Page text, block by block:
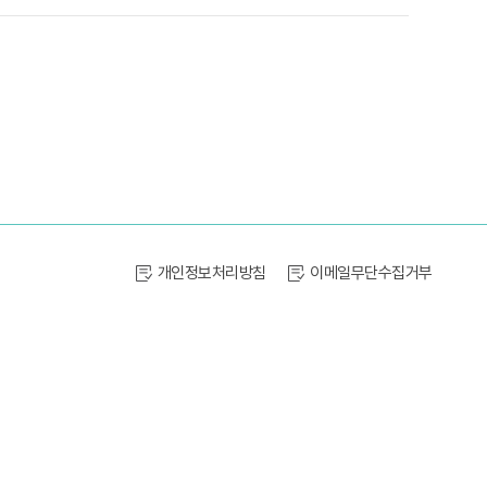
개인정보처리방침 이메일무단수집거부